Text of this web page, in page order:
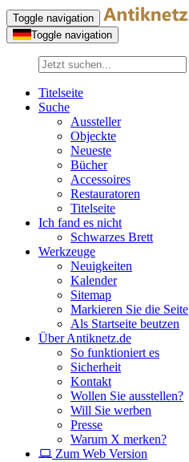
Toggle navigation
Toggle navigation
Titelseite
Suche
Aussteller
Objeckte
Neueste
Bücher
Accessoires
Restauratoren
Titelseite
Ich fand es nicht
Schwarzes Brett
Werkzeuge
Neuigkeiten
Kalender
Sitemap
Markieren Sie die Seite
Als Startseite beutzen
Über Antiknetz.de
So funktioniert es
Sicherheit
Kontakt
Wollen Sie ausstellen?
Will Sie werben
Presse
Warum X merken?
Zum Web Version